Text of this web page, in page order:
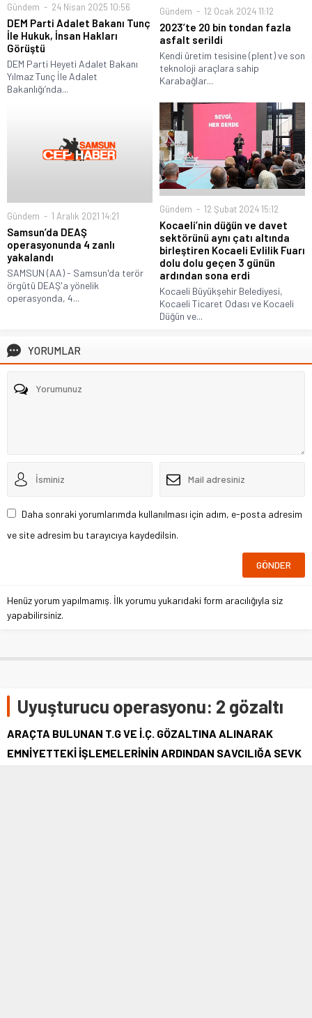
Gündem 24 Nisan 2025 10:56
DEM Parti Adalet Bakanı Tunç
İle Hukuk, İnsan Hakları
Görüştü
DEM Parti Heyeti Adalet Bakanı
Yılmaz Tunç İle Adalet
Bakanlığı’nda...
Gündem 12 Ocak 2024 11:12
2023’te 20 bin tondan fazla
asfalt serildi
Kendi üretim tesisine (plent) ve son
teknoloji araçlara sahip
Karabağlar...
Gündem 1 Aralık 2021 14:21
Samsun’da DEAŞ
operasyonunda 4 zanlı
yakalandı
SAMSUN (AA) - Samsun'da terör
örgütü DEAŞ'a yönelik
operasyonda, 4...
Gündem 12 Şubat 2024 15:12
Kocaeli’nin düğün ve davet
sektörünü aynı çatı altında
birleştiren Kocaeli Evlilik Fuarı
dolu dolu geçen 3 günün
ardından sona erdi
Kocaeli Büyükşehir Belediyesi,
Kocaeli Ticaret Odası ve Kocaeli
Düğün ve...
YORUMLAR
Daha sonraki yorumlarımda kullanılması için adım, e-posta adresim
ve site adresim bu tarayıcıya kaydedilsin.
Henüz yorum yapılmamış. İlk yorumu yukarıdaki form aracılığıyla siz
yapabilirsiniz.
Uyuşturucu operasyonu: 2 gözaltı
ARAÇTA BULUNAN T.G VE İ.Ç. GÖZALTINA ALINARAK
EMNİYETTEKİ İŞLEMELERİNİN ARDINDAN SAVCILIĞA SEVK